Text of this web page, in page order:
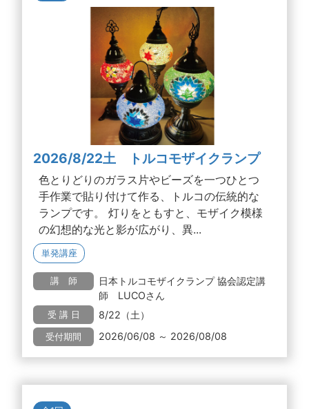
2026/8/22土 トルコモザイクランプ
色とりどりのガラス片やビーズを一つひとつ
手作業で貼り付けて作る、トルコの伝統的な
ランプです。 灯りをともすと、モザイク模様
の幻想的な光と影が広がり、異...
単発講座
講 師
日本トルコモザイクランプ 協会認定講
師 LUCOさん
受 講 日 8/22（土）
受付期間 2026/06/08 ～ 2026/08/08